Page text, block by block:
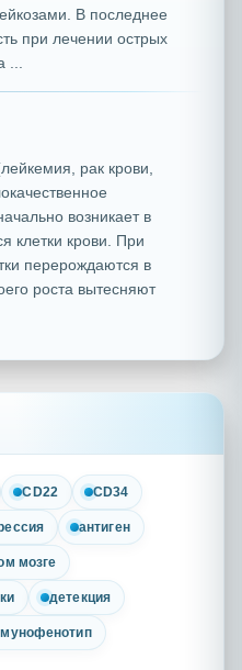
В последнее
при лечении острых
рак крови,
возникает в
клетки крови. При
перерождаются в
роста вытесняют
CD22 CD34
антиген
мозге
детекция